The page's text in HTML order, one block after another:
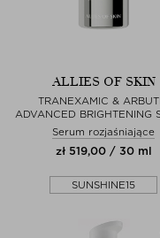
ALLIES OF SKIN
TRANEXAMIC &
ADVANCED BRIGHTENING
Serum rozjaśniające
zł 519,00 / 30 ml
SUNSHINE15